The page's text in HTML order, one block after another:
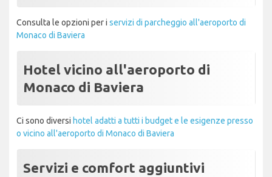
Consulta le opzioni per i servizi di parcheggio all'aeroporto di
Monaco di Baviera
Hotel vicino all'aeroporto di
Monaco di Baviera
Ci sono diversi hotel adatti a tutti i budget e le esigenze presso
o vicino all'aeroporto di Monaco di Baviera
Servizi e comfort aggiuntivi